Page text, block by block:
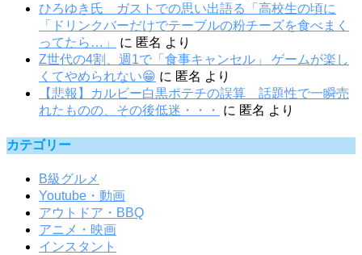
ひろゆき氏 ガストでの思い出語る「高校生の頃に
「ドリンクバーだけでテーブルの粉チーズを食べまく
ってたら…」
に 匿名 より
Z世代の4割、週1で「食事キャンセル」 ゲームが楽し
くてやめられない😁 に 匿名 より
【悲報】カルビー白黒ポテチの誤算 話題性で一瞬売
れたものの、その後低迷・・・
に 匿名 より
カテゴリー
B級グルメ
Youtube・動画
アウトドア・BBQ
アニメ・映画
インスタント